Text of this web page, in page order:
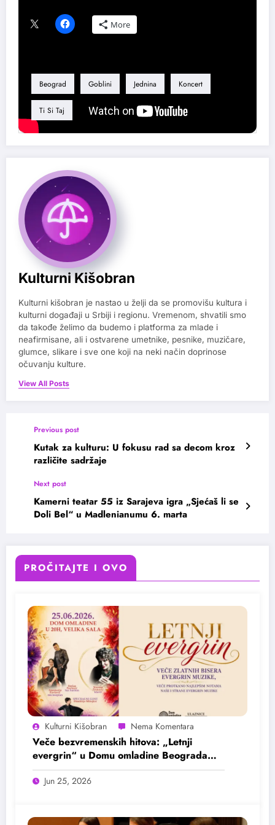
More
Beograd Goblini Jednina Koncert
Ti Si Taj
Kulturni Kišobran
Kulturni kišobran je nastao u želji da se promovišu kultura i
kulturni događaji u Srbiji i regionu. Vremenom, shvatili smo
da takođe želimo da budemo i platforma za mlade i
neafirmisane, ali i ostvarene umetnike, pesnike, muzičare,
glumce, slikare i sve one koji na neki način doprinose
očuvanju kulture.
View All Posts
Previous post
Kutak za kulturu: U fokusu rad sa decom kroz
različite sadržaje
Next post
Kamerni teatar 55 iz Sarajeva igra „Sjećaš li se
Doli Bel“ u Madlenianumu 6. marta
PROČITAJTE I OVO
Kulturni Kišobran
Veče bezvremenskih hitova: „Letnji
evergrin“ u Domu omladine Beograda
25. juna
Jun 25, 2026